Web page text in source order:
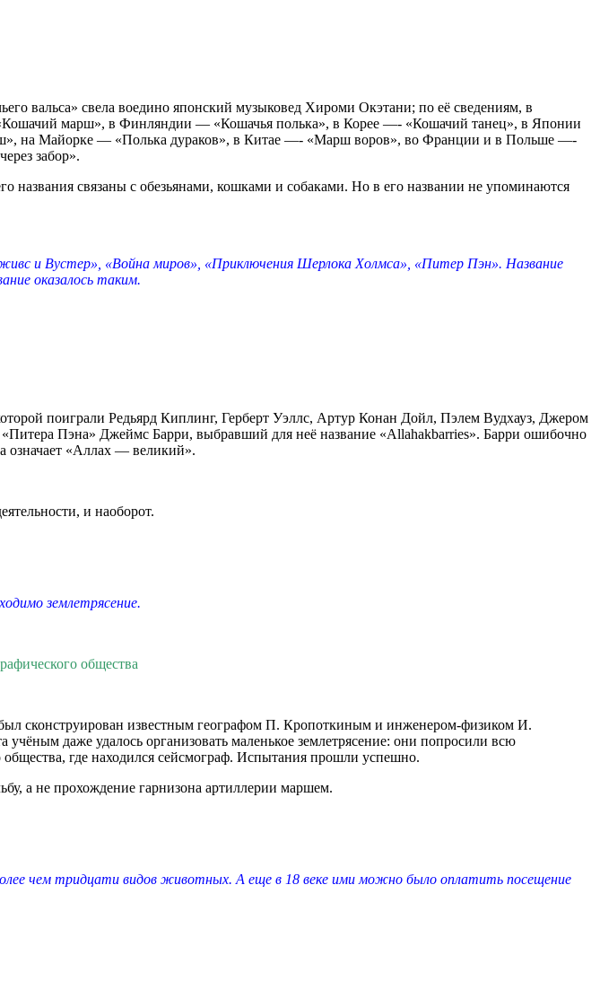
вальса» свела воедино японский музыковед Хироми Окэтани; по её сведениям, в
марш», в Финляндии — «Кошачья полька», в Корее —- «Кошачий танец», в Японии
на Майорке — «Полька дураков», в Китае —- «Марш воров», во Франции и в Польше —-
забор».
связаны с обезьянами, кошками и собаками. Но в его названии не упоминаются
и Вустер», «Война миров», «Приключения Шерлока Холмса», «Питер Пэн». Название
оказалось таким.
поиграли Редьярд Киплинг, Герберт Уэллс, Артур Конан Дойл, Пэлем Вудхауз, Джером
Пэна» Джеймс Барри, выбравший для неё название «Allahakbarries». Барри ошибочно
означает «Аллах — великий».
и наоборот.
землетрясение.
общества
сконструирован известным географом П. Кропоткиным и инженером-физиком И.
даже удалось организовать маленькое землетрясение: они попросили всю
где находился сейсмограф. Испытания прошли успешно.
а не прохождение гарнизона артиллерии маршем.
чем тридцати видов животных. А еще в 18 веке ими можно было оплатить посещение